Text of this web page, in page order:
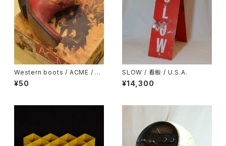
Western boots / ACME / U.
S.A.
¥50
SLOW / 看板 / U.S.A.
¥14,300